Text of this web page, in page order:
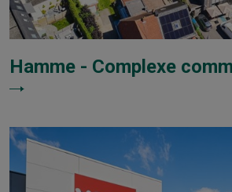
Hamme - Complexe